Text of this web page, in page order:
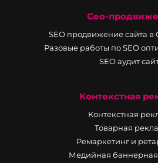
Сео-
SEO продвижение сайта в
Разовые работы по SEO
SEO аудит
Контекстная
Контекстная
Товарная
Ремаркетинг и
Медийная